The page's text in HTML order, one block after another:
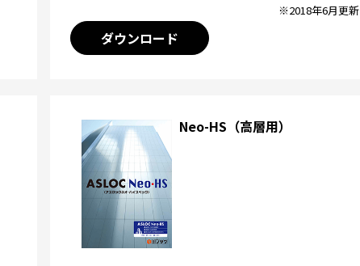
※2018年6月更新
ダウンロード
Neo-HS（高層用）